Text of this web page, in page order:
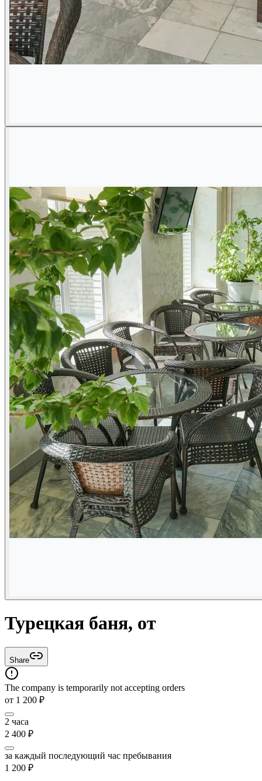
Турецкая баня, от
Share
The company is temporarily not accepting orders
от 1 200 ₽
2 часа
2 400 ₽
за каждый последующий час пребывания
1 200 ₽